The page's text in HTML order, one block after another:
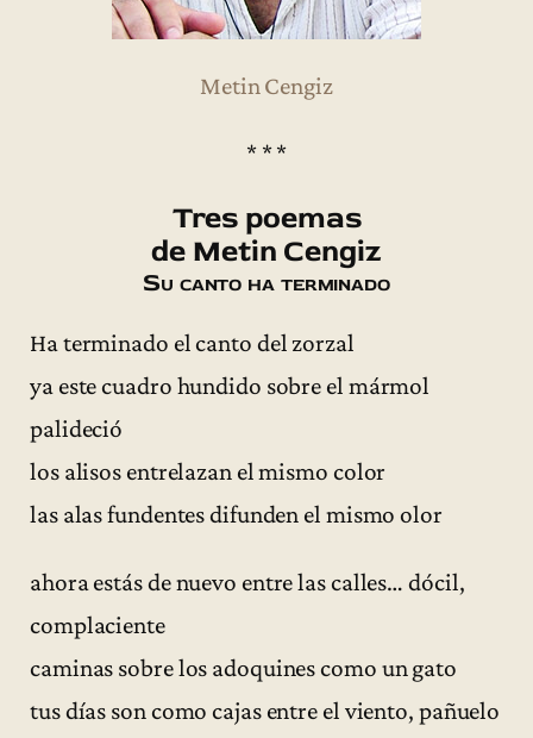
Metin Cengiz
* * *
Tres poemas
de Metin Cengiz
Su canto ha terminado
Ha terminado el canto del zorzal
ya este cuadro hundido sobre el mármol
palideció
los alisos entrelazan el mismo color
las alas fundentes difunden el mismo olor
ahora estás de nuevo entre las calles… dócil,
complaciente
caminas sobre los adoquines como un gato
tus días son como cajas entre el viento, pañuelo